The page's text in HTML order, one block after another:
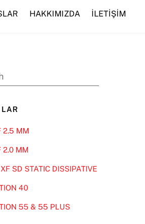
HAKKIMIZDA İLETİŞİM
2.5 MM
2.0 MM
SD STATIC DISSIPATIVE
40
55 & 55 PLUS